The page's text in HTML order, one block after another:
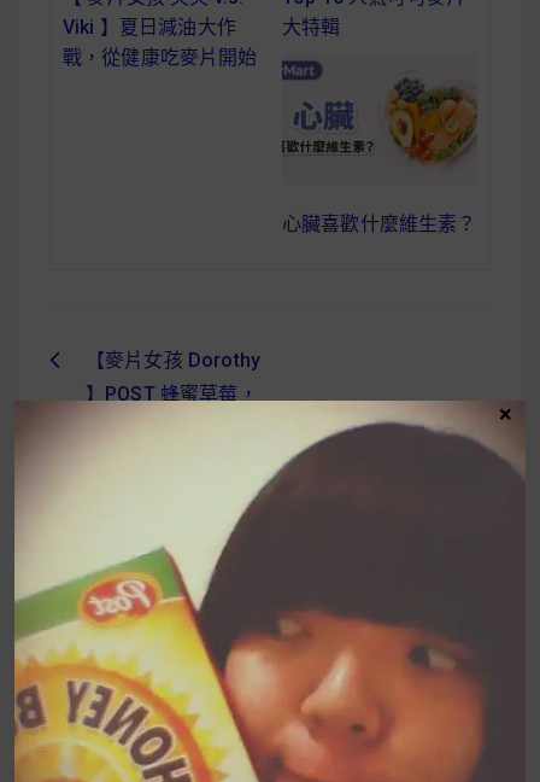
Viki 】夏日減油大作
戰，從健康吃麥片開始
大特輯
心臟喜歡什麼維生素？
文
章
【麥片女孩 Dorothy
】POST 蜂蜜草莓，
UrMart 為你打造理想生活
×